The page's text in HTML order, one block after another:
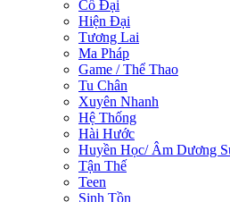
Cổ Đại
Hiện Đại
Tương Lai
Ma Pháp
Game / Thể Thao
Tu Chân
Xuyên Nhanh
Hệ Thống
Hài Hước
Huyền Học/ Âm Dương
Tận Thế
Teen
Sinh Tồn